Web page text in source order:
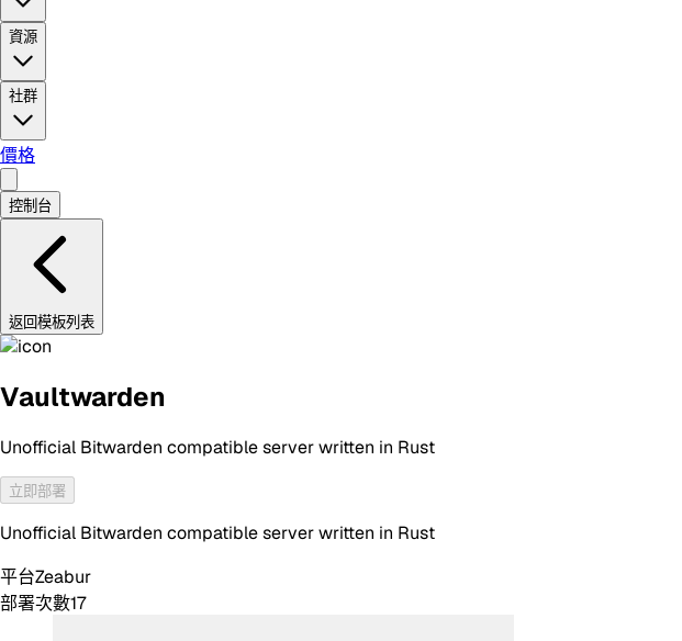
資源
社群
價格
控制台
返回模板列表
Vaultwarden
Unofficial Bitwarden compatible server written in Rust
立即部署
Unofficial Bitwarden compatible server written in Rust
平台Zeabur
部署次數17